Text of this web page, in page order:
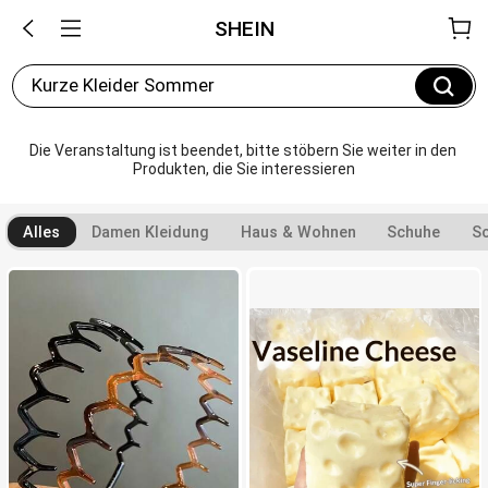
SHEIN
Kurze Kleider Sommer
Die Veranstaltung ist beendet, bitte stöbern Sie weiter in den
Produkten, die Sie interessieren
Alles Damen Kleidung Haus & Wohnen Schuhe